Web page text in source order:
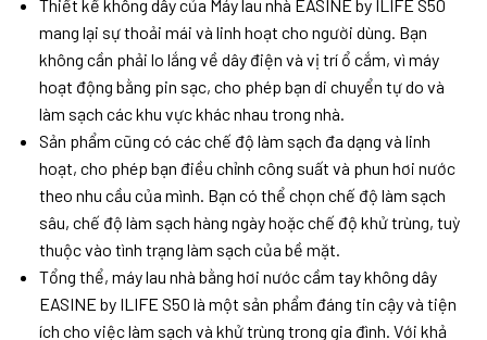
Thiết kế không dây của Máy lau nhà EASINE by ILIFE S50
mang lại sự thoải mái và linh hoạt cho người dùng. Bạn
không cần phải lo lắng về dây điện và vị trí ổ cắm, vì máy
hoạt động bằng pin sạc, cho phép bạn di chuyển tự do và
làm sạch các khu vực khác nhau trong nhà.
Sản phẩm cũng có các chế độ làm sạch đa dạng và linh
hoạt, cho phép bạn điều chỉnh công suất và phun hơi nước
theo nhu cầu của mình. Bạn có thể chọn chế độ làm sạch
sâu, chế độ làm sạch hàng ngày hoặc chế độ khử trùng, tuỳ
thuộc vào tình trạng làm sạch của bề mặt.
Tổng thể, máy lau nhà bằng hơi nước cầm tay không dây
EASINE by ILIFE S50 là một sản phẩm đáng tin cậy và tiện
ích cho việc làm sạch và khử trùng trong gia đình. Với khả